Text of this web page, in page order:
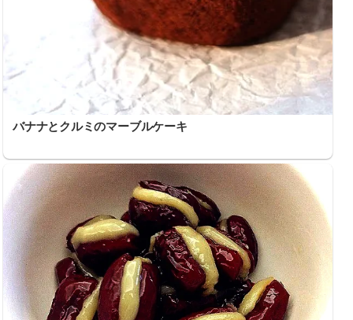
バナナとクルミのマーブルケーキ